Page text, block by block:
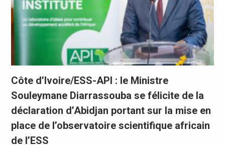
Côte d’Ivoire/ESS-API : le Ministre
Souleymane Diarrassouba se félicite de la
déclaration d’Abidjan portant sur la mise en
place de l’observatoire scientifique africain
de l’ESS